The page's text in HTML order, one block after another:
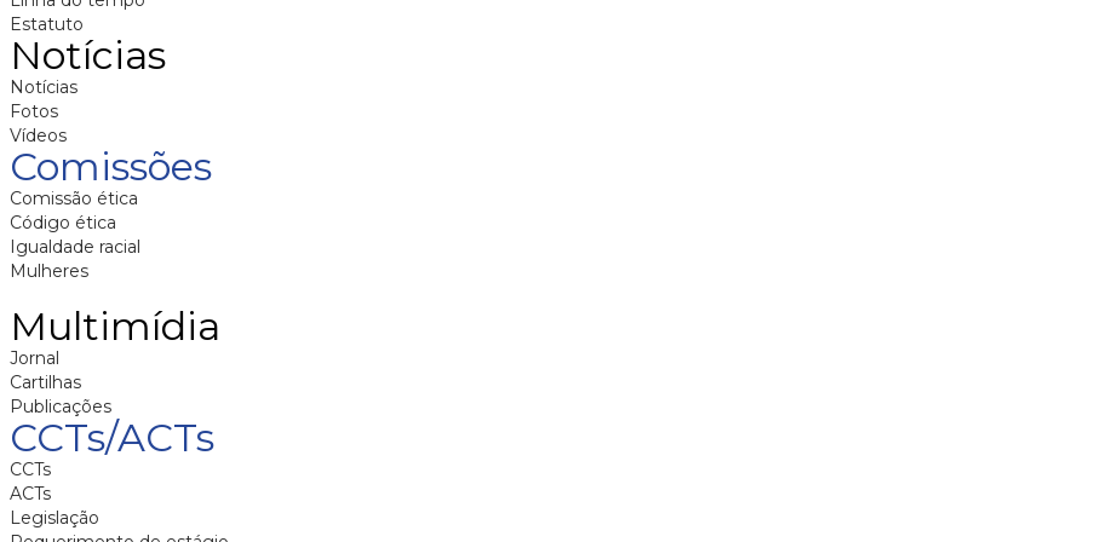
Estatuto
Notícias
Notícias
Fotos
Vídeos
Comissões
Comissão ética
Código ética
Igualdade racial
Mulheres
Multimídia
Jornal
Cartilhas
Publicações
CCTs/ACTs
CCTs
ACTs
Legislação